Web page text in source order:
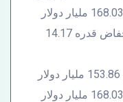
أمريكي في نهاية مايو 2024 مقابل 168.03 مليار دولار
أمريكي في نهاية ديسمبر 2023 بانخفاض قدره 14.17
تراجع الدين الخارجي لمصر ليسجل 153.86 مليار دولار
أمريكي في نهاية مايو 2024 مقابل 168.03 مليار دولار